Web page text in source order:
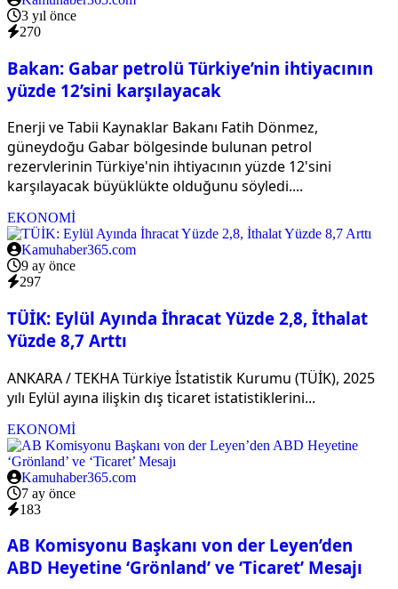
3 yıl önce
270
Bakan: Gabar petrolü Türkiye’nin ihtiyacının
yüzde 12’sini karşılayacak
Enerji ve Tabii Kaynaklar Bakanı Fatih Dönmez,
güneydoğu Gabar bölgesinde bulunan petrol
rezervlerinin Türkiye'nin ihtiyacının yüzde 12'sini
karşılayacak büyüklükte olduğunu söyledi....
EKONOMİ
Kamuhaber365.com
9 ay önce
297
TÜİK: Eylül Ayında İhracat Yüzde 2,8, İthalat
Yüzde 8,7 Arttı
ANKARA / TEKHA Türkiye İstatistik Kurumu (TÜİK), 2025
yılı Eylül ayına ilişkin dış ticaret istatistiklerini...
EKONOMİ
Kamuhaber365.com
7 ay önce
183
AB Komisyonu Başkanı von der Leyen’den
ABD Heyetine ‘Grönland’ ve ‘Ticaret’ Mesajı